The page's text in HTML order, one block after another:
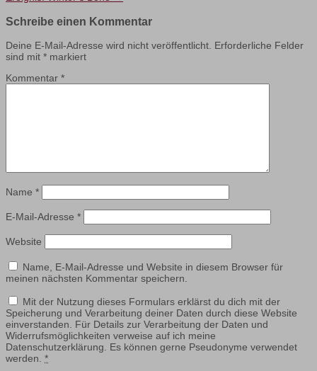
Schreibe einen Kommentar
Deine E-Mail-Adresse wird nicht veröffentlicht. Erforderliche Felder
sind mit * markiert
Kommentar *
Name *
E-Mail-Adresse *
Website
Name, E-Mail-Adresse und Website in diesem Browser für
meinen nächsten Kommentar speichern.
Mit der Nutzung dieses Formulars erklärst du dich mit der
Speicherung und Verarbeitung deiner Daten durch diese Website
einverstanden. Für Details zur Verarbeitung der Daten und
Widerrufsmöglichkeiten verweise auf ich meine
Datenschutzerklärung. Es können gerne Pseudonyme verwendet
werden. *